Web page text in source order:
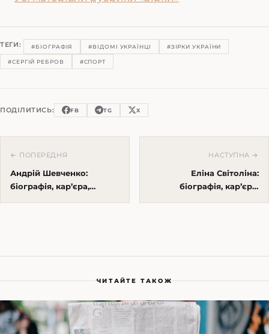
ТЕГИ: #БІОГРАФІЯ #ВІДОМІ УКРАЇНЦІ #ЗІРКИ УКРАЇНИ
#СЕРГІЙ РЕБРОВ #СПОРТ
ПОДІЛИТИСЬ: FB TG X
← ПОПЕРЕДНЯ
Андрій Шевченко:
біографія, кар’єра,
НАСТУПНА →
Еліна Світоліна:
біографія, кар’єра,
ЧИТАЙТЕ ТАКОЖ